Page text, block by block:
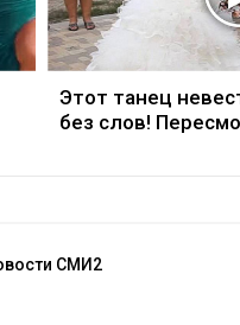
Этот танец
без слов!
СМИ2